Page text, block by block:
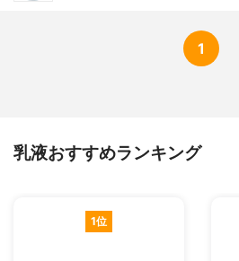
1
乳液おすすめランキング
1位